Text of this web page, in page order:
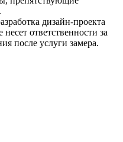
дизайн-проекта
ответственности за
после услуги замера.